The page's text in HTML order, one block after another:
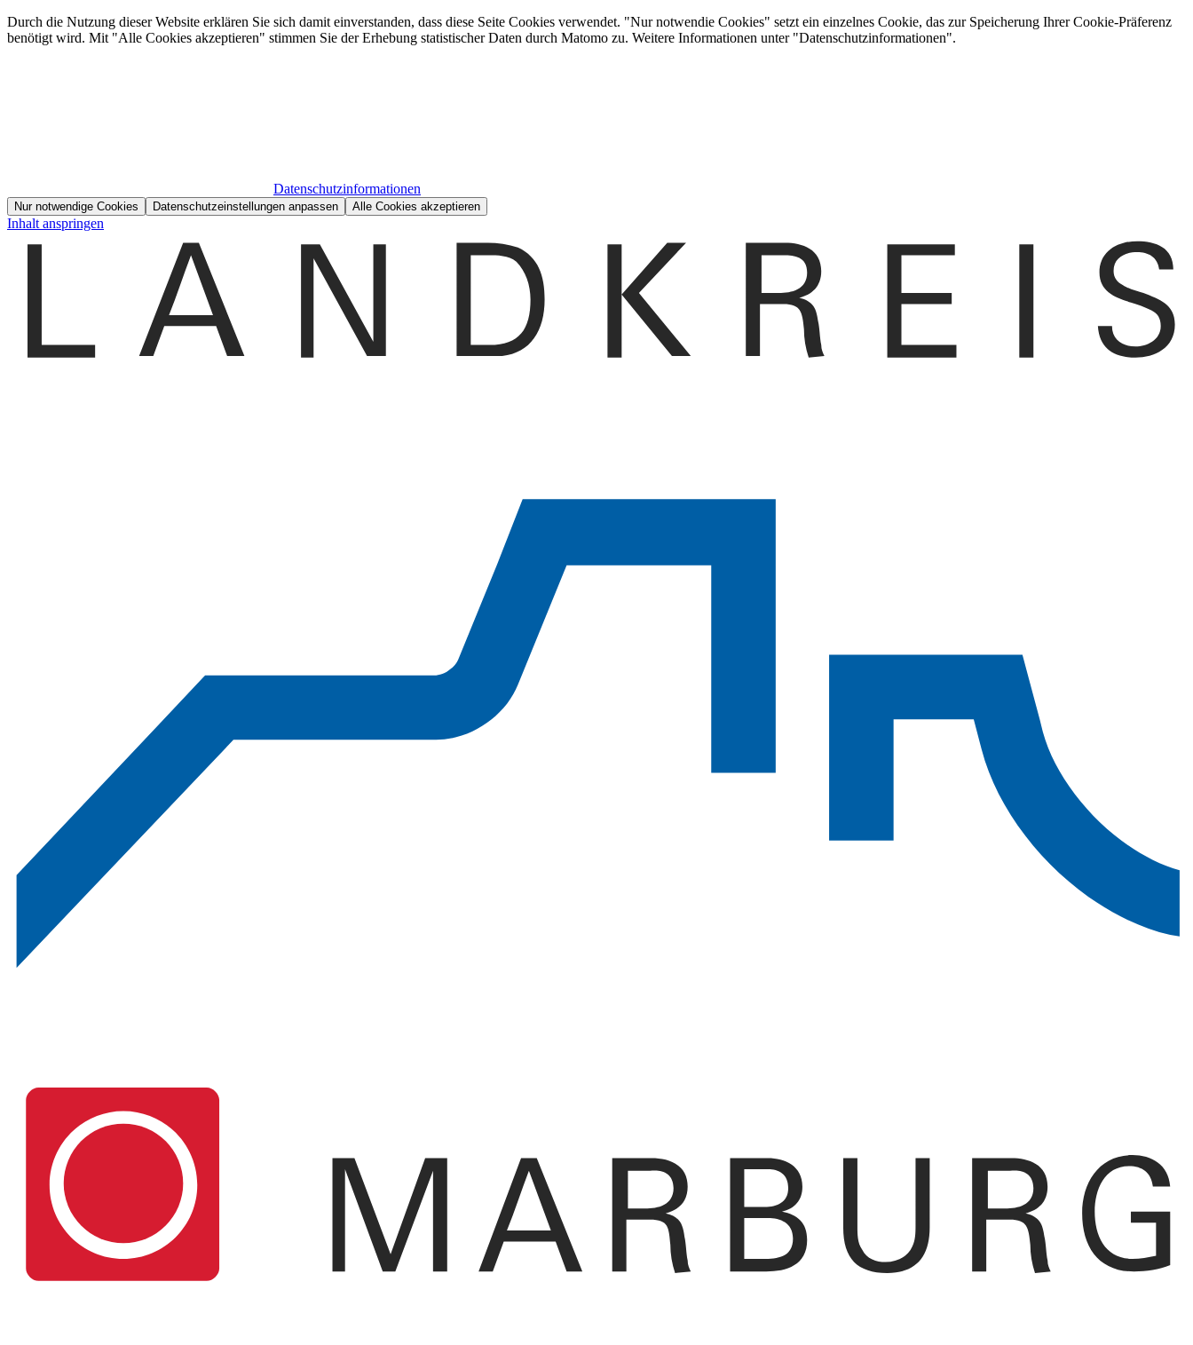
Durch die Nutzung dieser Website erklären Sie sich damit einverstanden, dass diese Seite Cookies verwendet. "Nur notwendie Cookies" setzt ein einzelnes Cookie, das zur Speicherung Ihrer Cookie-Präferenz
benötigt wird. Mit "Alle Cookies akzeptieren" stimmen Sie der Erhebung statistischer Daten durch Matomo zu. Weitere Informationen unter "Datenschutzinformationen".
Datenschutzinformationen
Nur notwendige Cookies Datenschutzeinstellungen anpassen Alle Cookies akzeptieren
Inhalt anspringen